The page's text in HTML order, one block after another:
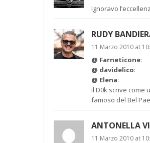
Ignoravo
RUDY
11 Marzo 2010 at
@ Farneticone:
@ davidelico:
@ Elena:
il D0k scrive come
famoso del Bel
ANTONELLA
11 Marzo 2010 at